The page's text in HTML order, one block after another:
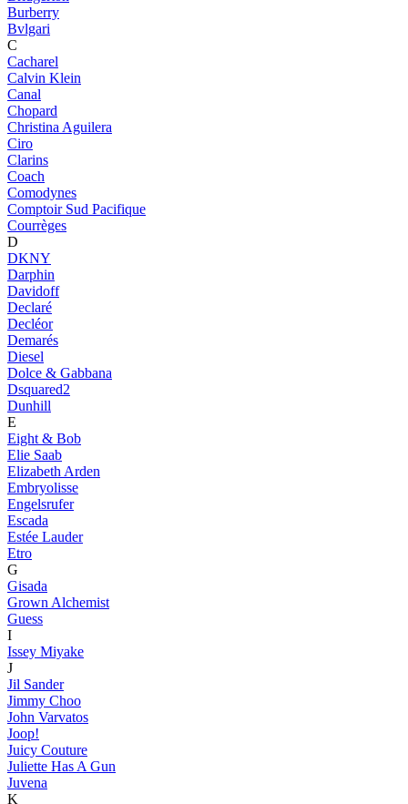
Burberry
Bvlgari
C
Cacharel
Calvin Klein
Canal
Chopard
Christina Aguilera
Ciro
Clarins
Coach
Comodynes
Comptoir Sud Pacifique
Courrèges
D
DKNY
Darphin
Davidoff
Declaré
Decléor
Demarés
Diesel
Dolce & Gabbana
Dsquared2
Dunhill
E
Eight & Bob
Elie Saab
Elizabeth Arden
Embryolisse
Engelsrufer
Escada
Estée Lauder
Etro
G
Gisada
Grown Alchemist
Guess
I
Issey Miyake
J
Jil Sander
Jimmy Choo
John Varvatos
Joop!
Juicy Couture
Juliette Has A Gun
Juvena
K